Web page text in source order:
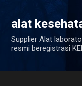
alat
Supplier Alat
resmi beregistrasi